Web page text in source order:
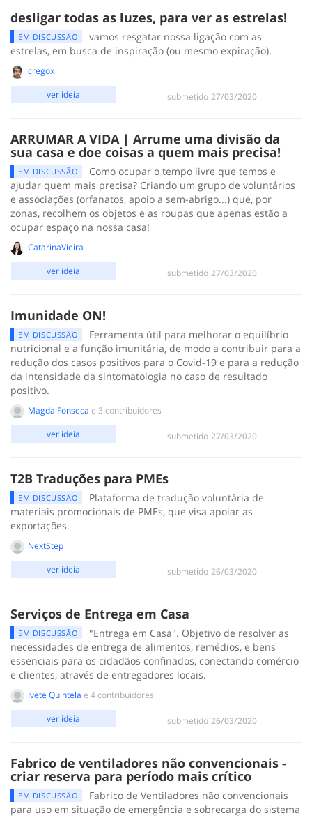
desligar todas as luzes, para ver as estrelas!
EM DISCUSSÃO
vamos resgatar nossa ligação com as
estrelas, em busca de inspiração (ou mesmo expiração).
cregox
submetido ‎27/03/2020
ver ideia
ARRUMAR A VIDA | Arrume uma divisão da
sua casa e doe coisas a quem mais precisa!
EM DISCUSSÃO
Como ocupar o tempo livre que temos e
ajudar quem mais precisa? Criando um grupo de voluntários
e associações (orfanatos, apoio a sem-abrigo...) que, por
zonas, recolhem os objetos e as roupas que apenas estão a
ocupar espaço na nossa casa!
CatarinaVieira
submetido ‎27/03/2020
ver ideia
Imunidade ON!
EM DISCUSSÃO
Ferramenta útil para melhorar o equilíbrio
nutricional e a função imunitária, de modo a contribuir para a
redução dos casos positivos para o Covid-19 e para a redução
da intensidade da sintomatologia no caso de resultado
positivo.
Magda Fonseca e 3 contribuidores
submetido ‎27/03/2020
ver ideia
T2B Traduções para PMEs
EM DISCUSSÃO
Plataforma de tradução voluntária de
materiais promocionais de PMEs, que visa apoiar as
exportações.
NextStep
submetido ‎26/03/2020
ver ideia
Serviços de Entrega em Casa
EM DISCUSSÃO
"Entrega em Casa". Objetivo de resolver as
necessidades de entrega de alimentos, remédios, e bens
essenciais para os cidadãos confinados, conectando comércio
e clientes, através de entregadores locais.
Ivete Quintela e 4 contribuidores
submetido ‎26/03/2020
ver ideia
Fabrico de ventiladores não convencionais -
criar reserva para período mais crítico
EM DISCUSSÃO
Fabrico de Ventiladores não convencionais
para uso em situação de emergência e sobrecarga do sistema